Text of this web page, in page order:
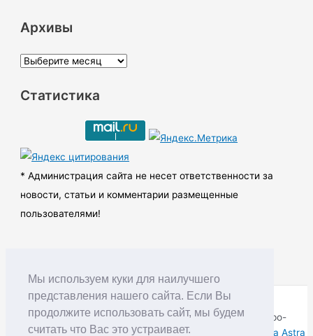
Мы используем куки для наилучшего
представления нашего сайта. Если Вы
продолжите использовать сайт, мы будем
считать что Вас это устраивает.
Архивы
А
х
ы
Статистика
* Администрация сайта не несет ответственности за
новости, статьи и комментарии размещенные
пользователями!
Copyright © RUDNIK.MOBI 28.06.2008 - 2026 | Северо-
Енисейский округ Красноярского края | Powered by
Тема Astra